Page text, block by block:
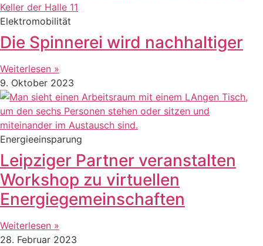
Elektromobilität
Die Spinnerei wird nachhaltiger
Weiterlesen »
9. Oktober 2023
Energieeinsparung
Leipziger Partner veranstalten
Workshop zu virtuellen
Energiegemeinschaften
Weiterlesen »
28. Februar 2023